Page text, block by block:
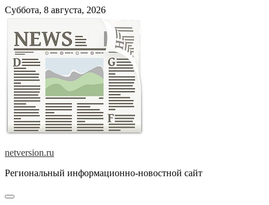
Skip
content
Суббота, 8 августа, 2026
netversion.ru
Региональный информационно-новостной сайт